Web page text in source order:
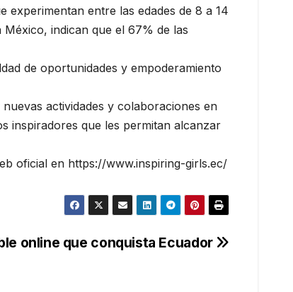
experimentan entre las edades de 8 a 14
indican que el 67% de las
de oportunidades y empoderamiento
actividades y colaboraciones en
inspiradores que les permitan alcanzar
oficial en https://www.inspiring-girls.ec/
online que conquista Ecuador